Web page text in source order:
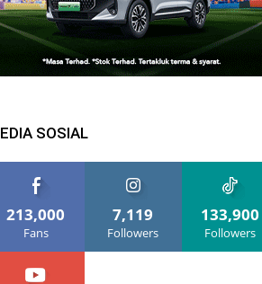
SOSIAL
213,000
Fans
7,119
Followers
133,900
Followers